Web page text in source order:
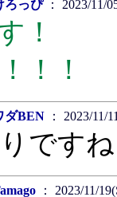
ろっぴ： 2023/11/
！
！！
ダBEN ： 2023/11/
です
： 2023/11/